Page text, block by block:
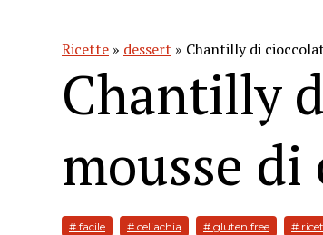
Ricette » dessert » Chantilly di
Chantilly
mousse
# facile # celiachia # gluten free #